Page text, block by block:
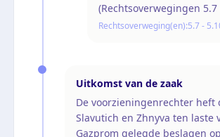
(Rechtsoverwegingen 5.7
Rechtsoverweging(en):5.7 -
Uitkomst van de zaak
De voorzieningenrechter heft
Slavutich en Zhnyva ten laste
Gazprom gelegde beslagen